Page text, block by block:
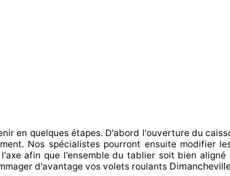
en quelques étapes. D'abord l'ouverture du
Nos spécialistespourront ensuite modifier
afin que l'ensembledu tablier soit bien aligné
d'avantage vos volets roulants